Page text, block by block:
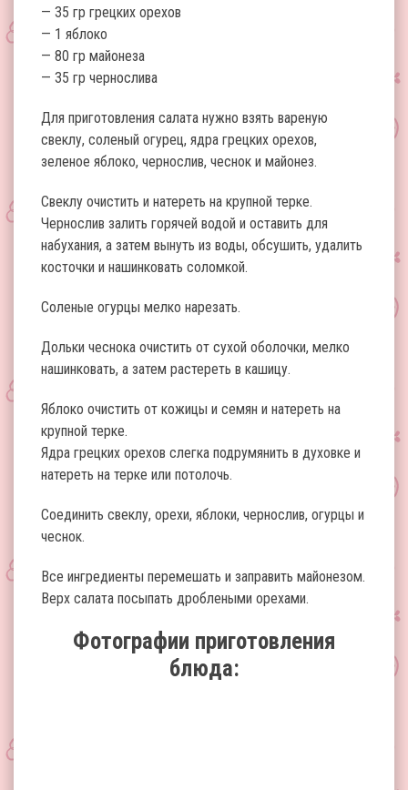
— 35 гр грецких орехов
— 1 яблоко
— 80 гр майонеза
— 35 гр чернослива
Для приготовления салата нужно взять вареную
свеклу, соленый огурец, ядра грецких орехов,
зеленое яблоко, чернослив, чеснок и майонез.
Свеклу очистить и натереть на крупной терке.
Чернослив залить горячей водой и оставить для
набухания, а затем вынуть из воды, обсушить, удалить
косточки и нашинковать соломкой.
Соленые огурцы мелко нарезать.
Дольки чеснока очистить от сухой оболочки, мелко
нашинковать, а затем растереть в кашицу.
Яблоко очистить от кожицы и семян и натереть на
крупной терке.
Ядра грецких орехов слегка подрумянить в духовке и
натереть на терке или потолочь.
Соединить свеклу, орехи, яблоки, чернослив, огурцы и
чеснок.
Все ингредиенты перемешать и заправить майонезом.
Верх салата посыпать дроблеными орехами.
Фотографии приготовления
блюда: